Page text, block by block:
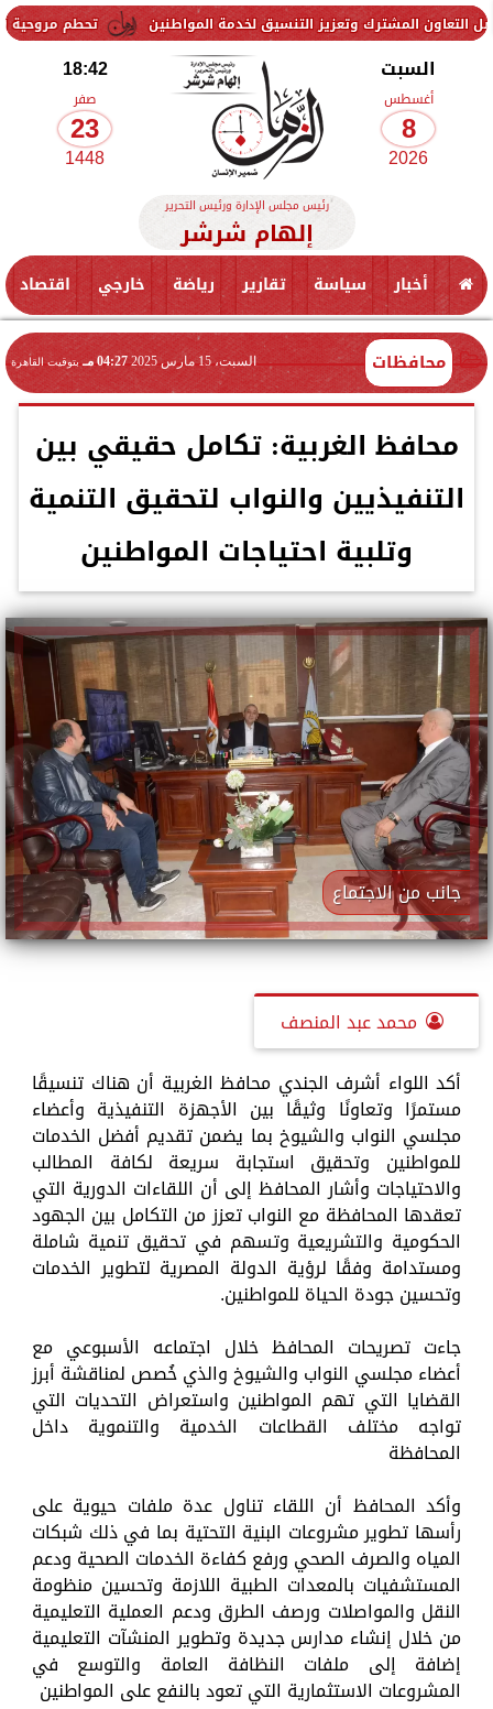
تحطم مروحية أثناء مكافحة وتعزيز التنسيق لخدمة المواطنين
السبت
أغسطس
8
2026
18:42
صفر
23
1448
رئيس مجلس الإدارة ورئيس التحرير
إلهام شرشر
أخبار سياسة تقارير رياضة خارجي اقتصاد
محافظات السبت، 15 مارس 2025 04:27 مـ بتوقيت القاهرة
محافظ الغربية: تكامل حقيقي بين
التنفيذيين والنواب لتحقيق التنمية
وتلبية احتياجات المواطنين
جانب من الاجتماع
محمد عبد المنصف
أكد اللواء أشرف الجندي محافظ الغربية أن هناك تنسيقًا
مستمرًا وتعاونًا وثيقًا بين الأجهزة التنفيذية وأعضاء
مجلسي النواب والشيوخ بما يضمن تقديم أفضل الخدمات
للمواطنين وتحقيق استجابة سريعة لكافة المطالب
والاحتياجات وأشار المحافظ إلى أن اللقاءات الدورية التي
تعقدها المحافظة مع النواب تعزز من التكامل بين الجهود
الحكومية والتشريعية وتسهم في تحقيق تنمية شاملة
ومستدامة وفقًا لرؤية الدولة المصرية لتطوير الخدمات
وتحسين جودة الحياة للمواطنين.
جاءت تصريحات المحافظ خلال اجتماعه الأسبوعي مع
أعضاء مجلسي النواب والشيوخ والذي خُصص لمناقشة أبرز
القضايا التي تهم المواطنين واستعراض التحديات التي
تواجه مختلف القطاعات الخدمية والتنموية داخل
المحافظة
وأكد المحافظ أن اللقاء تناول عدة ملفات حيوية على
رأسها تطوير مشروعات البنية التحتية بما في ذلك شبكات
المياه والصرف الصحي ورفع كفاءة الخدمات الصحية ودعم
المستشفيات بالمعدات الطبية اللازمة وتحسين منظومة
النقل والمواصلات ورصف الطرق ودعم العملية التعليمية
من خلال إنشاء مدارس جديدة وتطوير المنشآت التعليمية
إضافة إلى ملفات النظافة العامة والتوسع في
المشروعات الاستثمارية التي تعود بالنفع على المواطنين